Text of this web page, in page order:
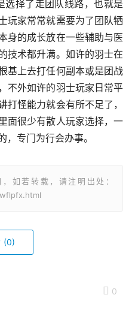
玩家常常就需要为了团队牺
身的成长放在一些辅助与医
技术都升满。如许的羽士在
基上去打任何副本或是团战
不外如许的羽士玩家日常平
打怪能力就会有所不足了，
面很少有散人玩家选择，一
专门为行会办事。
如若转载，请注明出处：
(0)
0